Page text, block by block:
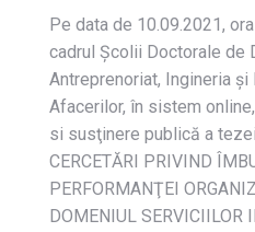
Pe data de 10.09.2021,
cadrul Școlii Doctorale de
Antreprenoriat, Ingineria și
Afacerilor, în sistem
si susţinere publică a
CERCETĂRI PRIVIND
PERFORMANŢEI
DOMENIUL SERVICIILOR